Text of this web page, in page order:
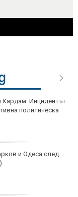
Кардам: Инцидентът
политическа
и Одеса след